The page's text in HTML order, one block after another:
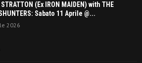
STRATTON (Ex IRON MAIDEN) with THE
Sabato 11 Aprile @...
2026